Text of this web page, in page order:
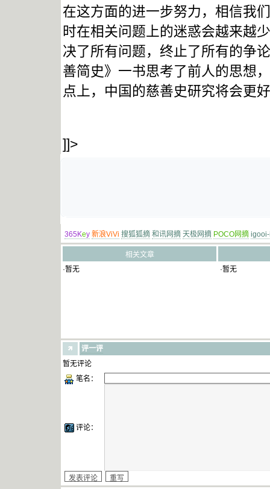
在这方面的进一步努力，相信我
时在相关问题上的迷惑会越来越
决了所有问题，终止了所有的争
善简史》一书思考了前人的思想
点上，中国的慈善史研究将会更
]]>
365Key 新浪ViVi 搜狐狐摘 和讯网摘 天极网摘 POCO网摘
相关文章
·暂无
·暂无
评一评
暂无评论
笔名：
评论：